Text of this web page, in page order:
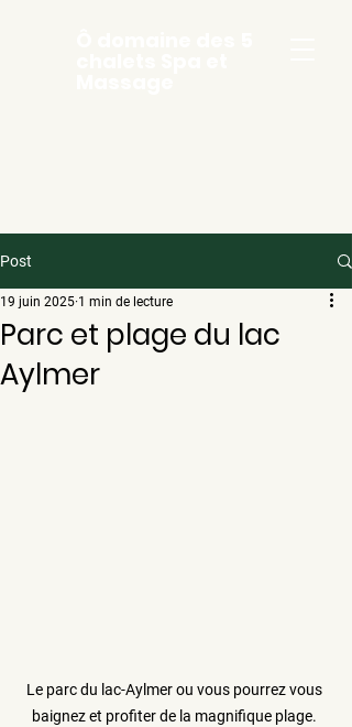
Post
Parc et plage du lac
Aylmer
19 juin 2025 1 min de lecture
Le parc du lac-Aylmer ou vous pourrez vous
baignez et profiter de la magnifique plage.